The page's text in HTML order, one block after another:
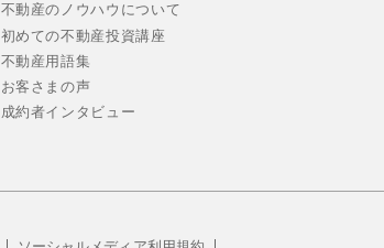
不動産のノウハウについて
初めての不動産投資講座
不動産用語集
お客さまの声
成約者インタビュー